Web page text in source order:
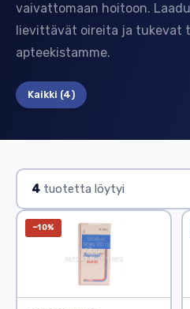
vaivattomaan hoitoon.
lievittävät oireita ja tukevat
apteekistamme.
Kaikki (4)
4 tuotetta löytyi
−10%